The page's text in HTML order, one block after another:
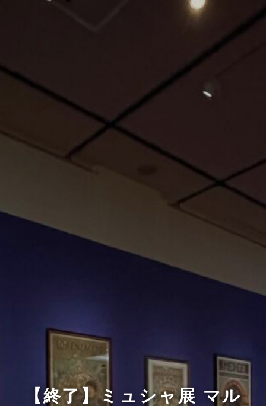
【終了】ミュシャ展 マル